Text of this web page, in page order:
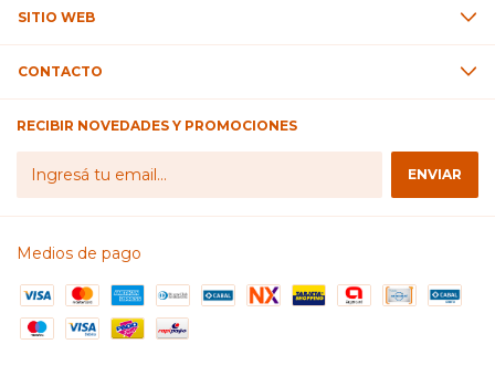
SITIO WEB
CONTACTO
RECIBIR NOVEDADES Y PROMOCIONES
Medios de pago